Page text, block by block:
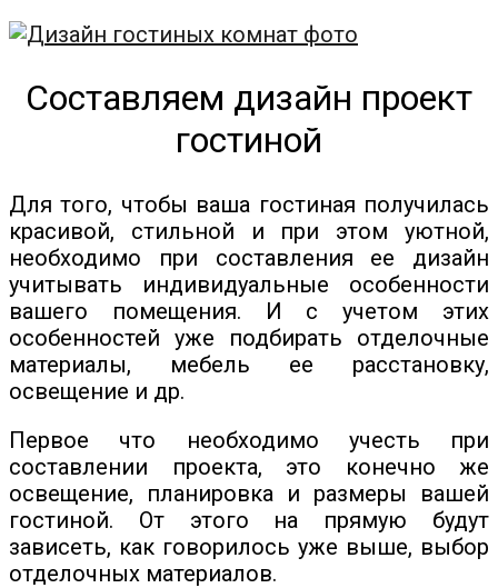
Составляем дизайн проект
гостиной
Для того, чтобы ваша гостиная получилась
красивой, стильной и при этом уютной,
необходимо при составления ее дизайн
учитывать индивидуальные особенности
вашего помещения. И с учетом этих
особенностей уже подбирать отделочные
материалы, мебель ее расстановку,
освещение и др.
Первое что необходимо учесть при
составлении проекта, это конечно же
освещение, планировка и размеры вашей
гостиной. От этого на прямую будут
зависеть, как говорилось уже выше, выбор
отделочных материалов.